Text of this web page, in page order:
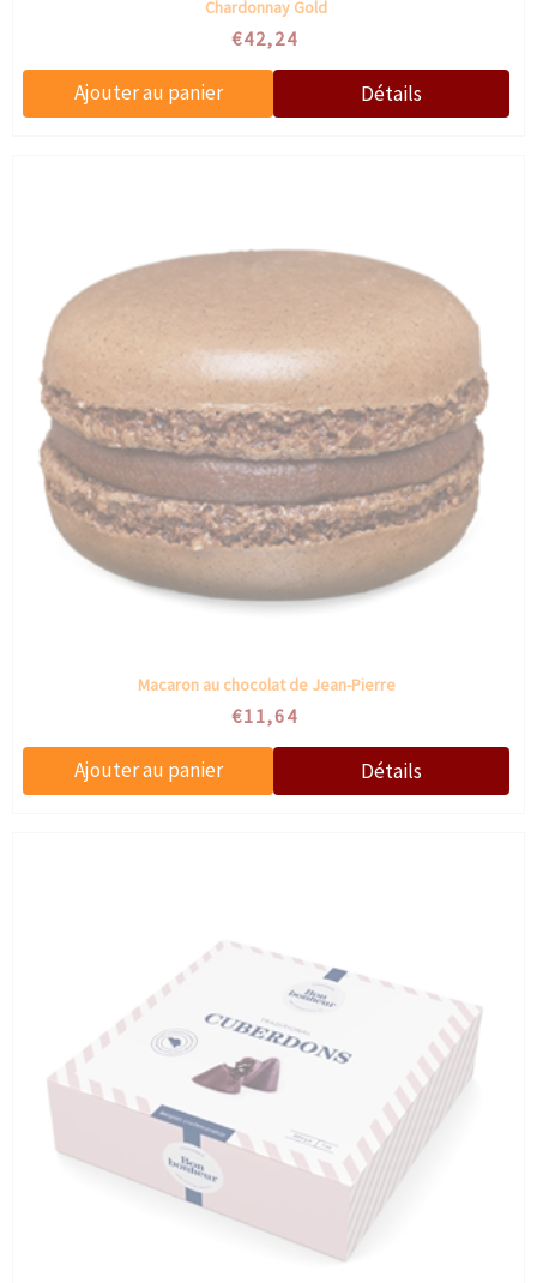
Chardonnay Gold
€42,24
Macaron au chocolat de Jean-Pierre
€11,64